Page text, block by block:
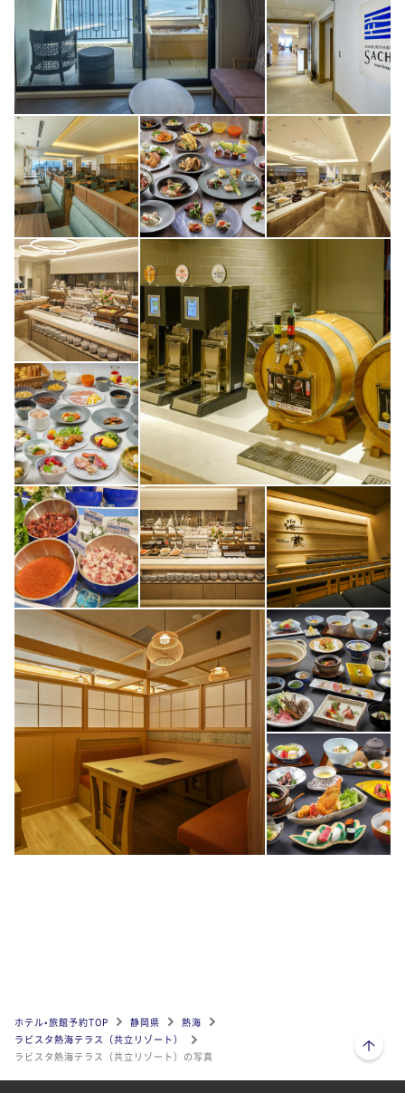
ホテル•旅館予約TOP 静岡県
熱海
ラビスタ熱海テラス（共立リゾート）
ラビスタ熱海テラス（共立リゾート）の写真
ページトップへ